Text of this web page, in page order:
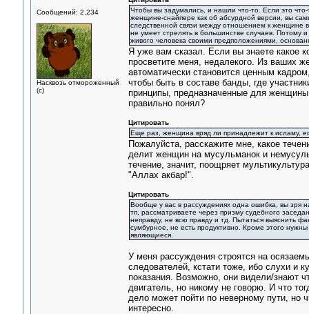
Сообщений: 2,234
Насквозь отмороженный
(с)
Чтобы вы задумались, и нашли что-то. Если это
женщине-снайпере как об абсурдной версии, вы
следственной связи между отношением к женщине
не умеет стрелять в большинстве случаев. Потому
живого человека своими предположениями,
Я уже вам сказал. Если вы знаете какое
просветите меня, недалекого. Из ваших
автоматически становится ценным
чтобы быть в составе банды, где
принципы, предназначенные для
правильно понял?
Цитировать
Еще раз, женщина вряд ли принадлежит к исламу,
Пожалуйста, расскажите мне, какое
делит женщин на мусульманок и
течение, значит, поощряет
"Аллах акбар!".
Цитировать
Вообще у вас в рассуждениях одна ошибка, вы зря
тп, рассматриваете через призму судебного
неправду, не всю правду и тд. Пытаться выяснить
сумбурное, не есть продуктивно. Кроме этого
являющиеся.
У меня рассуждения строятся на
следователей, кстати тоже, ибо слухи и
показания. Возможно, они видели/знают
двигатель, но никому не говорю. И что
дело может пойти по неверному пути, но
интересно.